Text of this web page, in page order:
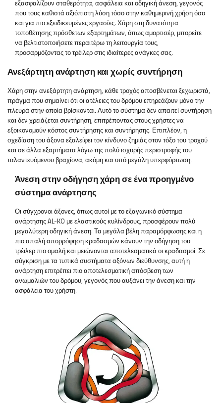
εξασφαλίζουν σταθερότητα, ασφάλεια και οδηγική άνεση, γεγονός
που τους καθιστά αξιόπιστη λύση τόσο στην καθημερινή χρήση όσο
και για πιο εξειδικευμένες εργασίες. Χάρη στη δυνατότητα
τοποθέτησης πρόσθετων εξαρτημάτων, όπως αμορτισέρ, μπορείτε
να βελτιστοποιήσετε περαιτέρω τη λειτουργία τους,
προσαρμόζοντας το τρέιλερ στις ιδιαίτερες ανάγκες σας.
Ανεξάρτητη ανάρτηση και χωρίς συντήρηση
Χάρη στην ανεξάρτητη ανάρτηση, κάθε τροχός αποσβένεται ξεχωριστά,
πράγμα που σημαίνει ότι οι ατέλειες του δρόμου επηρεάζουν μόνο την
πλευρά στην οποία βρίσκονται. Αυτό το σύστημα δεν απαιτεί συντήρηση
και δεν χρειάζεται συντήρηση, επιτρέποντας στους χρήστες να
εξοικονομούν κόστος συντήρησης και συντήρησης. Επιπλέον, η
σχεδίαση του άξονα εξαλείφει τον κίνδυνο ζημιάς στον τόξο του τροχού
και σε άλλα εξαρτήματα λόγω της πολύ ισχυρής περιστροφής του
ταλαντευόμενου βραχίονα, ακόμη και υπό μεγάλη υπερφόρτωση.
Άνεση στην οδήγηση χάρη σε ένα προηγμένο
σύστημα ανάρτησης
Οι σύγχρονοι άξονες, όπως αυτοί με το εξαγωνικό σύστημα
ανάρτησης AL-KO με ελαστικούς κυλίνδρους, προσφέρουν πολύ
μεγαλύτερη οδηγική άνεση. Τα μεγάλα βέλη παραμόρφωσης και η
πιο απαλή απορρόφηση κραδασμών κάνουν την οδήγηση του
τρέιλερ πιο ομαλή και μειώνονται αποτελεσματικά οι κραδασμοί. Σε
σύγκριση με τα τυπικά συστήματα αξόνων διεύθυνσης, αυτή η
ανάρτηση επιτρέπει πιο αποτελεσματική απόσβεση των
ανωμαλιών του δρόμου, γεγονός που αυξάνει την άνεση και την
ασφάλεια του χρήστη.